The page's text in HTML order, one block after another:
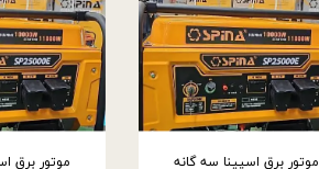
موتور برق اسپینا سه گانه
موتور برق